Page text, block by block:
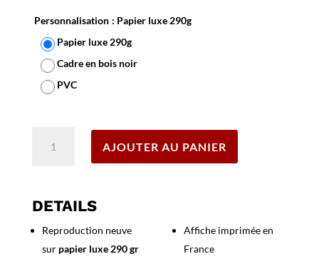
Personnalisation : Papier luxe 290g
Papier luxe 290g
Cadre en bois noir
PVC
Venice
Express
AJOUTER AU PANIER
DETAILS
Reproduction neuve
sur papier luxe 290 gr
Affiche imprimée en
France